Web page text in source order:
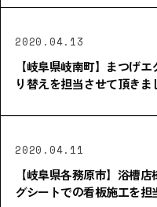
2020.04.13
【岐阜県岐南町】まつげ
り替えを担当させて頂きま
2020.04.11
【岐阜県各務原市】浴槽
グシートでの看板施工を担